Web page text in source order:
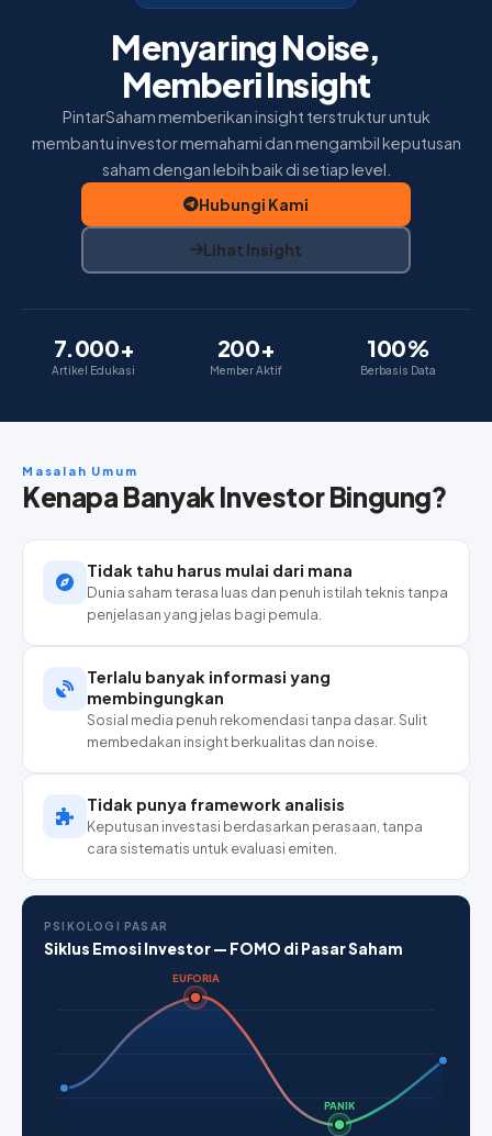
Membership
Tentang Kami
Menyaring Noise,
Memberi Insight
PintarSaham memberikan insight terstruktur untuk
membantu investor memahami dan mengambil keputusan
saham dengan lebih baik di setiap level.
Hubungi Kami
Lihat Insight
7.000+
Artikel Edukasi
200+
Member Aktif
100%
Berbasis Data
Masalah Umum
Kenapa Banyak Investor Bingung?
Tidak tahu harus mulai dari mana
Dunia saham terasa luas dan penuh istilah teknis tanpa
penjelasan yang jelas bagi pemula.
Terlalu banyak informasi yang
membingungkan
Sosial media penuh rekomendasi tanpa dasar. Sulit
membedakan insight berkualitas dan noise.
Tidak punya framework analisis
Keputusan investasi berdasarkan perasaan, tanpa
cara sistematis untuk evaluasi emiten.
PSIKOLOGI PASAR
Siklus Emosi Investor — FOMO di Pasar Saham
EUFORIA
PANIK